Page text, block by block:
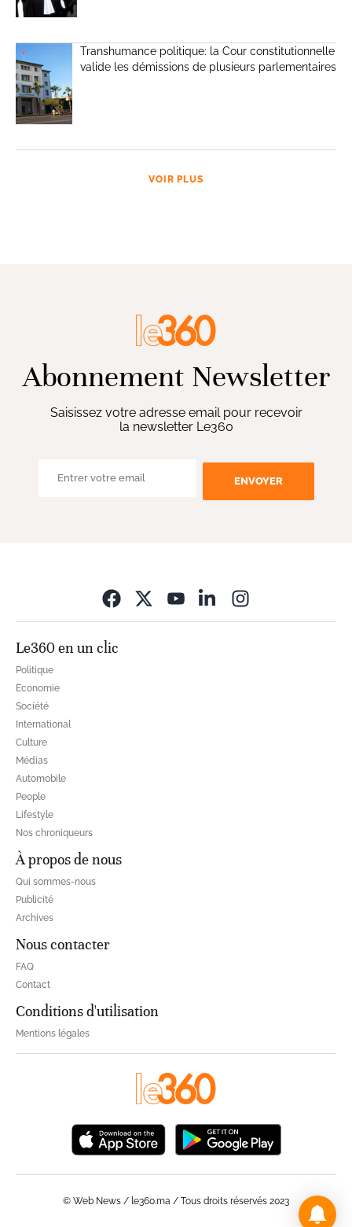
Transhumance politique: la Cour constitutionnelle
valide les démissions de plusieurs parlementaires
VOIR PLUS
Abonnement Newsletter
Saisissez votre adresse email pour recevoir
la newsletter Le360
ENVOYER
Le360 en un clic
Politique
Economie
Société
International
Culture
Médias
Automobile
People
Lifestyle
Nos chroniqueurs
À propos de nous
Qui sommes-nous
Publicité
Archives
Nous contacter
FAQ
Contact
Conditions d'utilisation
Mentions légales
© Web News / le360.ma / Tous droits réservés 2023